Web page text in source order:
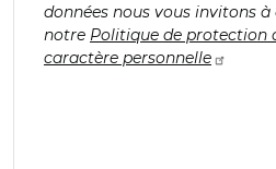
données nous vous invitons
notre Politique de protection
caractère personnelle